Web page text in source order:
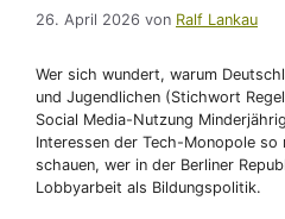
26. April 2026 von Ralf Lankau
Wer sich wundert, warum
und Jugendlichen (Stichwort
Social Media-Nutzung
Interessen der Tech-Monopole
schauen, wer in der Berliner
Lobbyarbeit als Bildungspolitik.